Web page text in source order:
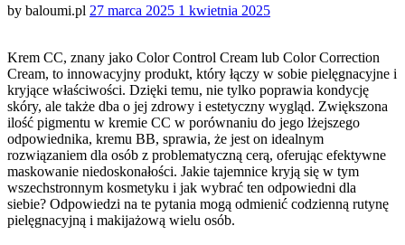
by baloumi.pl Posted
27 marca 2025 1 kwietnia 2025
Krem CC, znany jako Color Control Cream lub Color Correction
Cream, to innowacyjny produkt, który łączy w sobie pielęgnacyjne i
kryjące właściwości. Dzięki temu, nie tylko poprawia kondycję
skóry, ale także dba o jej zdrowy i estetyczny wygląd. Zwiększona
ilość pigmentu w kremie CC w porównaniu do jego lżejszego
odpowiednika, kremu BB, sprawia, że jest on idealnym
rozwiązaniem dla osób z problematyczną cerą, oferując efektywne
maskowanie niedoskonałości. Jakie tajemnice kryją się w tym
wszechstronnym kosmetyku i jak wybrać ten odpowiedni dla
siebie? Odpowiedzi na te pytania mogą odmienić codzienną rutynę
pielęgnacyjną i makijażową wielu osób.